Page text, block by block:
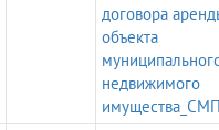
договора
объекта
недвижимого